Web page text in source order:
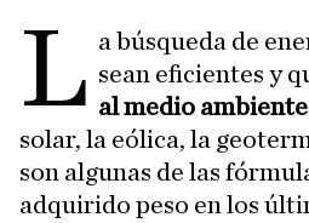
L a búsqueda de
sean eficientes y
al medio ambiente
solar, la eólica, la
son algunas de las
adquirido peso en los